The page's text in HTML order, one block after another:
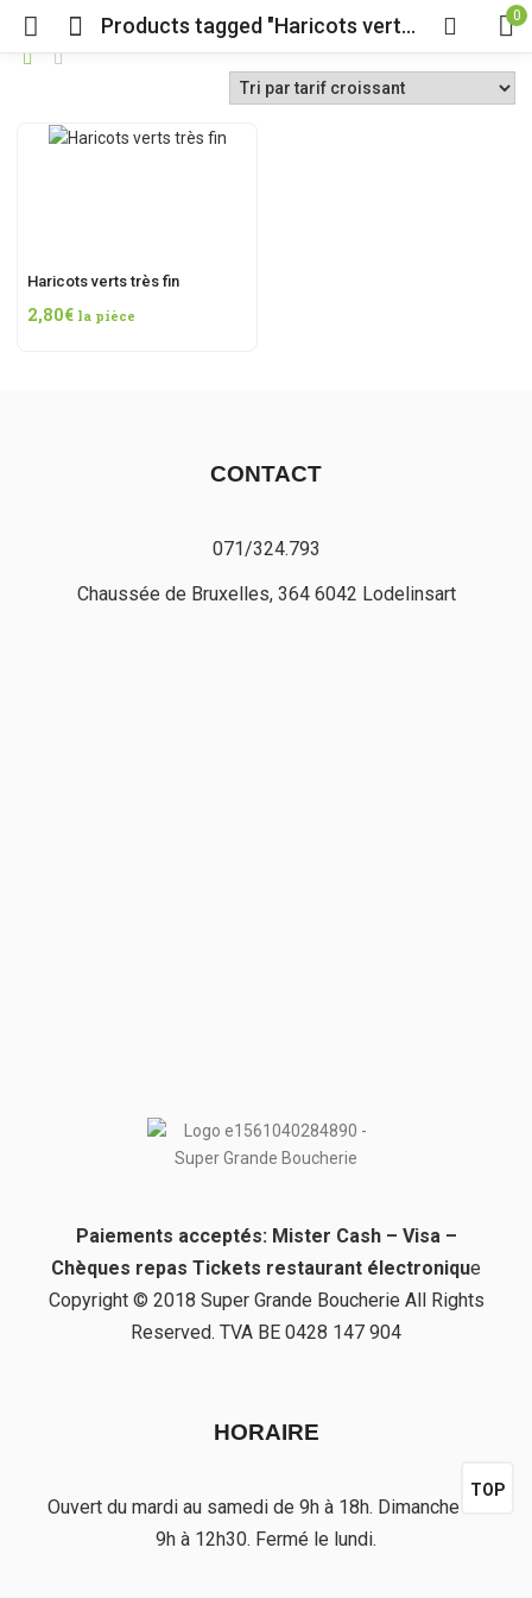
Products tagged "Haricots verts très fin" 0
Haricots verts très fin
2,80€ la pièce
CONTACT
071/324.793
Chaussée de Bruxelles, 364 6042 Lodelinsart
Paiements acceptés: Mister Cash – Visa –
Chèques repas Tickets restaurant électronique
Copyright © 2018 Super Grande Boucherie All Rights
Reserved. TVA BE 0428 147 904
HORAIRE
Ouvert du mardi au samedi de 9h à 18h. Dimanche de
9h à 12h30. Fermé le lundi.
TOP